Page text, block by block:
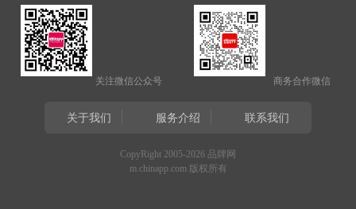
关注微信公众号 商务合作微信
关于我们 服务介绍 联系我们
CopyRight 2005-2026 品牌网
m.chinapp.com 版权所有